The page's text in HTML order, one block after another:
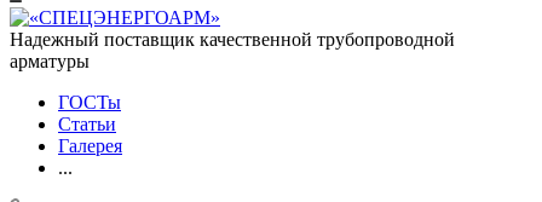
Надежный поставщик качественной трубопроводной
арматуры
ГОСТы
Статьи
Галерея
...